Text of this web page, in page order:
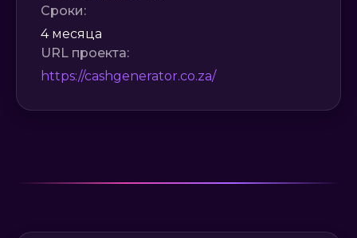
Сроки:
4 месяца
URL проекта:
https://cashgenerator.co.za/